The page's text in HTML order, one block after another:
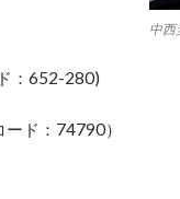
中西
：652-280)
ード：74790）